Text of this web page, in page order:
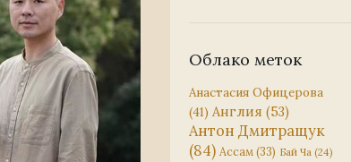
Облако меток
Анастасия Офицерова
(41) Англия (53)
Антон Дмитращук
(84) Ассам (33) Бай Ча (24)